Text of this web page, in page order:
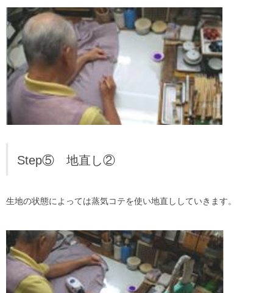
Step⑤ 地直し②
生地の状態によっては蒸気コテを使い地直ししていきます。